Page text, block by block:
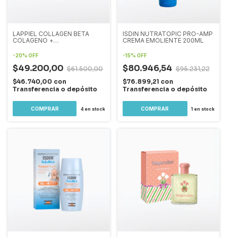
LAPPIEL COLLAGEN BETA
COLAGENO +
-20% OFF
$49.200,00 $61.500,00
$46.740,00 con
Transferencia o depósito
4en stock
ISDIN NUTRATOPIC PRO-AMP
CREMA EMOLIENTE 200ML
-15% OFF
$80.946,54 $95.231,22
$76.899,21 con
Transferencia o depósito
1 en stock